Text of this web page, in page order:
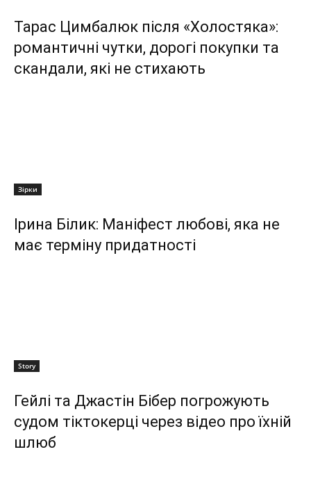
Тарас Цимбалюк після «Холостяка»:
романтичні чутки, дорогі покупки та
скандали, які не стихають
Зірки
Ірина Білик: Маніфест любові, яка не
має терміну придатності
Story
Гейлі та Джастін Бібер погрожують
судом тіктокерці через відео про їхній
шлюб